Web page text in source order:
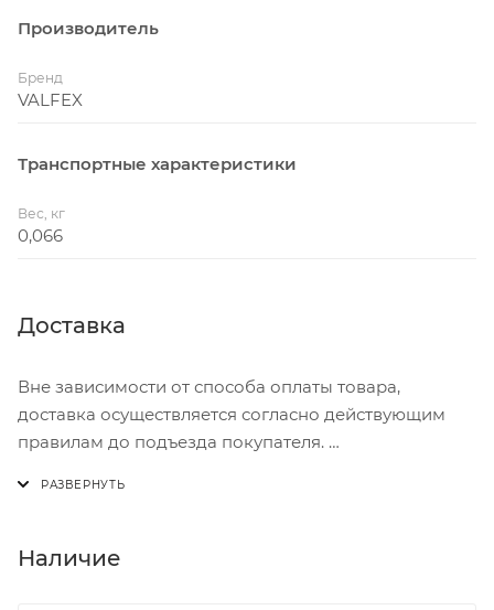
Производитель
Бренд
VALFEX
Транспортные характеристики
Вес, кг
0,066
Доставка
Вне зависимости от способа оплаты товара,
доставка осуществляется согласно действующим
правилам до подъезда покупателя.
В субботу с 8:00 до 15:00
Наличие